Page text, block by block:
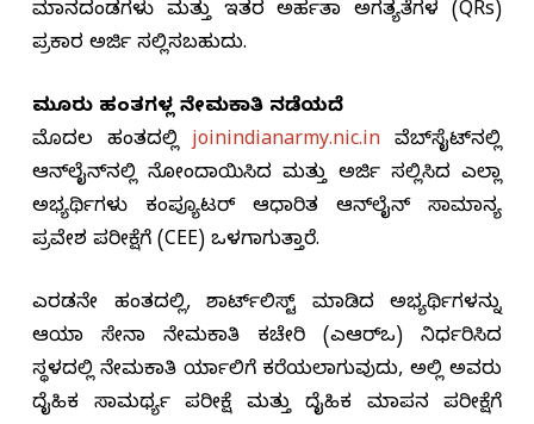
ಮಾನದಂಡಗಳು ಮತ್ತು ಇತರ ಅರ್ಹತಾ ಅಗತ್ಯತೆಗಳ (QRs)
ಪ್ರಕಾರ ಅರ್ಜಿ ಸಲ್ಲಿಸಬಹುದು.
ಮೂರು ಹಂತಗಳಲ್ಲಿ ನೇಮಕಾತಿ ನಡೆಯಲಿದೆ
ಮೊದಲ ಹಂತದಲ್ಲಿjoinindianarmy.nic.in ವೆಬ್‌ಸೈಟ್‌ನಲ್ಲಿ
ಆನ್‌ಲೈನ್‌ನಲ್ಲಿ ನೋಂದಾಯಿಸಿದ ಮತ್ತು ಅರ್ಜಿ ಸಲ್ಲಿಸಿದ ಎಲ್ಲಾ
ಅಭ್ಯರ್ಥಿಗಳು ಕಂಪ್ಯೂಟರ್ ಆಧಾರಿತ ಆನ್‌ಲೈನ್ ಸಾಮಾನ್ಯ
ಪ್ರವೇಶ ಪರೀಕ್ಷೆಗೆ (CEE) ಒಳಗಾಗುತ್ತಾರೆ.
ಎರಡನೇ ಹಂತದಲ್ಲಿ, ಶಾರ್ಟ್‌ಲಿಸ್ಟ್ ಮಾಡಿದ ಅಭ್ಯರ್ಥಿಗಳನ್ನು
ಆಯಾ ಸೇನಾ ನೇಮಕಾತಿ ಕಚೇರಿ (ಎಆರ್‌ಒ) ನಿರ್ಧರಿಸಿದ
ಸ್ಥಳದಲ್ಲಿ ನೇಮಕಾತಿ ರ್ಯಾಲಿಗೆ ಕರೆಯಲಾಗುವುದು, ಅಲ್ಲಿ ಅವರು
ದೈಹಿಕ ಸಾಮರ್ಥ್ಯ ಪರೀಕ್ಷೆ ಮತ್ತು ದೈಹಿಕ ಮಾಪನ ಪರೀಕ್ಷೆಗೆ